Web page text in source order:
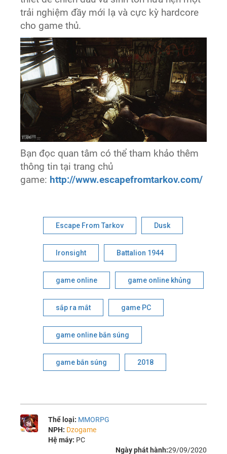
trải nghiệm đầy mới lạ và cực kỳ hardcore
cho game thủ.
Bạn đọc quan tâm có thể tham khảo thêm
thông tin tại trang chủ
game: http://www.escapefromtarkov.com/
Escape From Tarkov Dusk
Ironsight Battalion 1944
game online game online khủng
sắp ra mắt game PC
game online bắn súng
game bắn súng 2018
Thể loại: MMORPG
NPH: Dzogame
Hệ máy: PC
Ngày phát hành:29/09/2020